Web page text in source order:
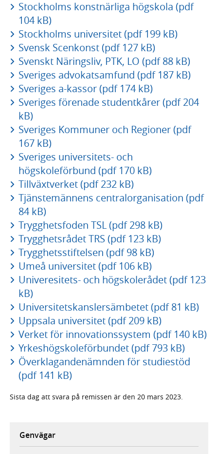
Stockholms konstnärliga högskola (pdf
104 kB)
Stockholms universitet (pdf 199 kB)
Svensk Scenkonst (pdf 127 kB)
Svenskt Näringsliv, PTK, LO (pdf 88 kB)
Sveriges advokatsamfund (pdf 187 kB)
Sveriges a-kassor (pdf 174 kB)
Sveriges förenade studentkårer (pdf 204
kB)
Sveriges Kommuner och Regioner (pdf
167 kB)
Sveriges universitets- och
högskoleförbund (pdf 170 kB)
Tillväxtverket (pdf 232 kB)
Tjänstemännens centralorganisation (pdf
84 kB)
Trygghetsfoden TSL (pdf 298 kB)
Trygghetsrådet TRS (pdf 123 kB)
Trygghetsstiftelsen (pdf 98 kB)
Umeå universitet (pdf 106 kB)
Univeresitets- och högskolerådet (pdf 123
kB)
Universitetskanslersämbetet (pdf 81 kB)
Uppsala universitet (pdf 209 kB)
Verket för innovationssystem (pdf 140 kB)
Yrkeshögskoleförbundet (pdf 793 kB)
Överklagandenämnden för studiestöd
(pdf 141 kB)
Sista dag att svara på remissen är den 20 mars 2023.
Genvägar